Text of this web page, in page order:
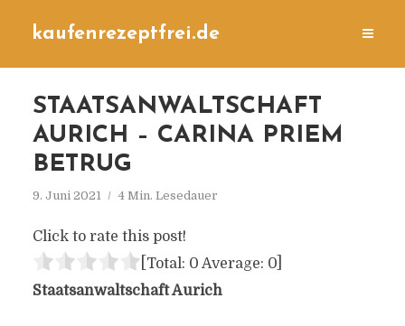
kaufenrezeptfrei.de
STAATSANWALTSCHAFT
AURICH – CARINA PRIEM
BETRUG
9. Juni 2021 4 Min. Lesedauer
Click to rate this post!
[Total: 0 Average: 0]
Staatsanwaltschaft Aurich